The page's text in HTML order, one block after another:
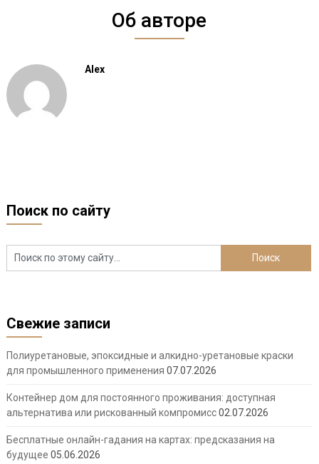
Об авторе
Alex
Поиск по сайту
Свежие записи
Полиуретановые, эпоксидные и алкидно-уретановые краски
для промышленного применения 07.07.2026
Контейнер дом для постоянного проживания: доступная
альтернатива или рискованный компромисс02.07.2026
Бесплатные онлайн-гадания на картах: предсказания на
будущее 05.06.2026